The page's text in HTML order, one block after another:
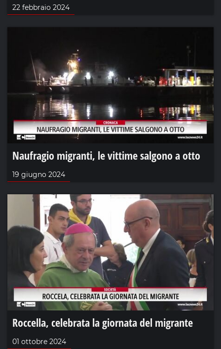
22 febbraio 2024
Naufragio migranti, le vittime salgono a otto
19 giugno 2024
Roccella, celebrata la giornata del migrante
01 ottobre 2024